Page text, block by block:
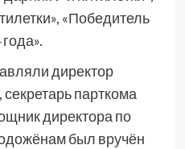
«Победитель
директор
парткома
директора по
был вручён